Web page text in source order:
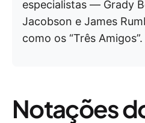
especialistas — Grady
Jacobson e James
como os “Três Amigos”.
Notações